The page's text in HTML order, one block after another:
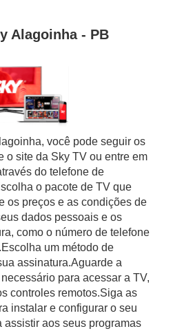
Alagoinha - PB
você pode seguir os
o site da Sky TV ou entre em
do telefone de
o pacote de TV que
os preços e as condições de
dados pessoais e os
como o número de telefone
um método de
assinatura.Aguarde a
para acessar a TV,
controles remotos.Siga as
instalar e configurar o seu
assistir aos seus programas